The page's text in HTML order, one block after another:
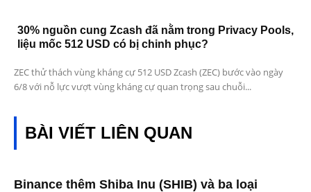
30% nguồn cung Zcash đã nằm trong Privacy Pools,
liệu mốc 512 USD có bị chinh phục?
ZEC thử thách vùng kháng cự 512 USD Zcash (ZEC) bước vào ngày
6/8 với nỗ lực vượt vùng kháng cự quan trọng sau chuỗi...
BÀI VIẾT LIÊN QUAN
Binance thêm Shiba Inu (SHIB) và ba loại